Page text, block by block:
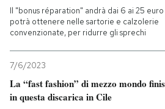
Il "bonus réparation" andrà dai 6 ai 25 euro
potrà ottenere nelle sartorie e calzolerie
convenzionate, per ridurre gli sprechi
7/6/2023
La “fast fashion” di mezzo mondo
in questa discarica in Cile